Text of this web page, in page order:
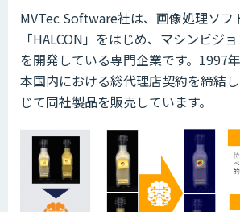
MVTec Software社は、画像処理ソフ
「HALCON」をはじめ、マシンビジ
を開発している専門企業です。1997
本国内における総代理店契約を締結
じて同社製品を販売しています。